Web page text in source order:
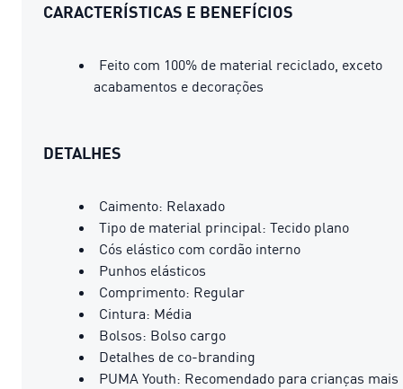
CARACTERÍSTICAS E BENEFÍCIOS
Feito com 100% de material reciclado, exceto
acabamentos e decorações
DETALHES
Caimento: Relaxado
Tipo de material principal: Tecido plano
Cós elástico com cordão interno
Punhos elásticos
Comprimento: Regular
Cintura: Média
Bolsos: Bolso cargo
Detalhes de co-branding
PUMA Youth: Recomendado para crianças mais